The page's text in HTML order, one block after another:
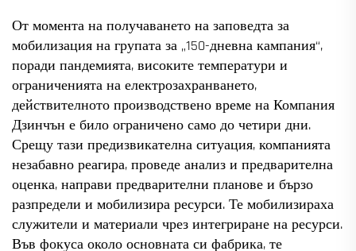
От момента на получаването на заповедта за
мобилизация на групата за „150-дневна кампания“,
поради пандемията, високите температури и
ограниченията на електрозахранването,
действителното производствено време на Компания
Дзинчън е било ограничено само до четири дни.
Срещу тази предизвикателна ситуация, компанията
незабавно реагира, проведе анализ и предварителна
оценка, направи предварителни планове и бързо
разпредели и мобилизира ресурси. Те мобилизираха
служители и материали чрез интегриране на ресурси.
Във фокуса около основната си фабрика, те